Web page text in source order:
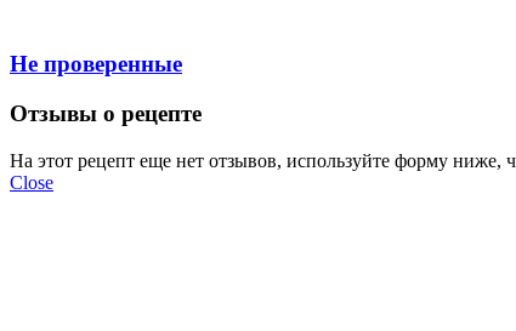
Не проверенные
Отзывы о рецепте
На этот рецепт еще нет отзывов, используйте форму ниже,
Close